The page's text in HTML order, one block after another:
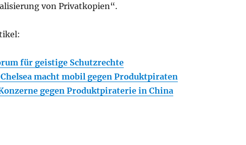
von Privatkopien“.
für geistige Schutzrechte
macht mobil gegen Produktpiraten
gegen Produktpiraterie in China